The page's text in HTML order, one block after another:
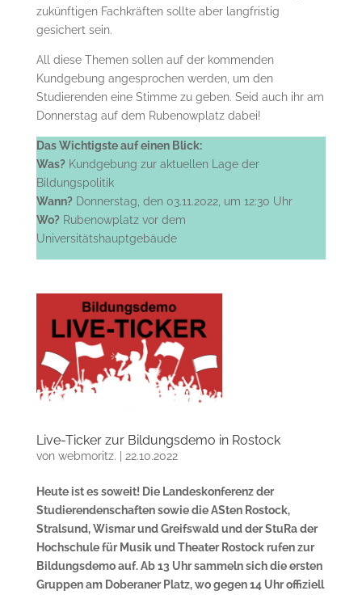
zukünftigen Fachkräften sollte aber langfristig
gesichert sein.
All diese Themen sollen auf der kommenden
Kundgebung angesprochen werden, um den
Studierenden eine Stimme zu geben. Seid auch ihr am
Donnerstag auf dem Rubenowplatz dabei!
Das Wichtigste auf einen Blick:
Was?Kundgebung zur aktuellen Lage der
Bildungspolitik
Wann?Donnerstag, den 03.11.2022, um 12:30 Uhr
Wo?Rubenowplatz vor dem
Universitätshauptgebäude
Live-Ticker zur Bildungsdemo in Rostock
von webmoritz. | 22.10.2022
Heute ist es soweit! Die Landeskonferenz der
Studierendenschaften sowie die ASten Rostock,
Stralsund, Wismar und Greifswald und der StuRa der
Hochschule für Musik und Theater Rostock rufen zur
Bildungsdemo auf. Ab 13 Uhr sammeln sich die ersten
Gruppen am Doberaner Platz, wo gegen 14 Uhr offiziell